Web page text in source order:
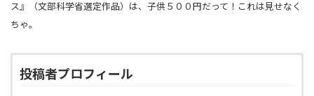
ス』（文部科学省選定作品）は、子供５００円だって！これは見せなく
ちゃ。
投稿者プロフィール